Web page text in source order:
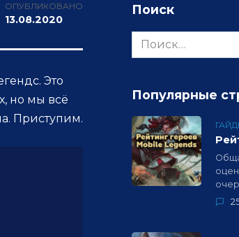
ОПУБЛИКОВАНО
13.08.2020
Это
но мы всё
Приступим.
Поиск
Search
for:
Популярные